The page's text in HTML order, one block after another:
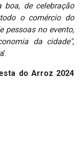
de celebração
o comércio do
pessoas no evento,
da cidade",
do Arroz 2024